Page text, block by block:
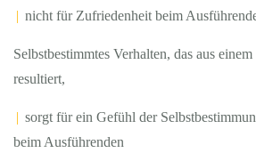
| nicht für Zufriedenheit beim
Selbstbestimmtes Verhalten, das aus
resultiert,
| sorgt für ein Gefühl der
beim Ausführenden